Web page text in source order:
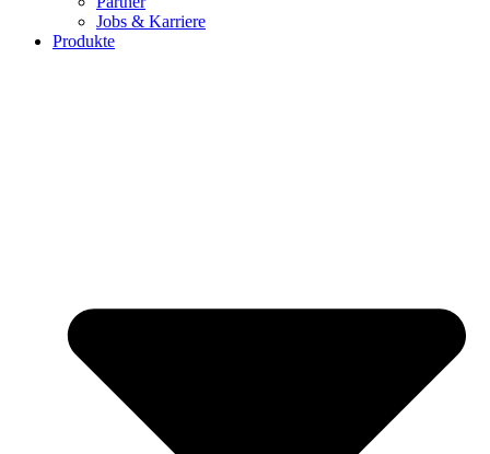
Jobs & Karriere
Produkte